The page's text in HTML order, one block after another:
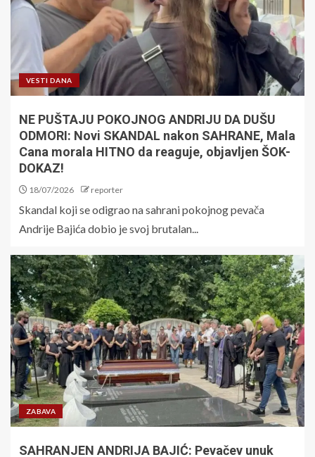
VESTI DANA
NE PUŠTAJU POKOJNOG ANDRIJU DA DUŠU
ODMORI: Novi SKANDAL nakon SAHRANE, Mala
Cana morala HITNO da reaguje, objavljen ŠOK-
DOKAZ!
18/07/2026 reporter
Skandal koji se odigrao na sahrani pokojnog pevača
Andrije Bajića dobio je svoj brutalan...
ZABAVA
SAHRANJEN ANDRIJA BAJIĆ: Pevačev unuk